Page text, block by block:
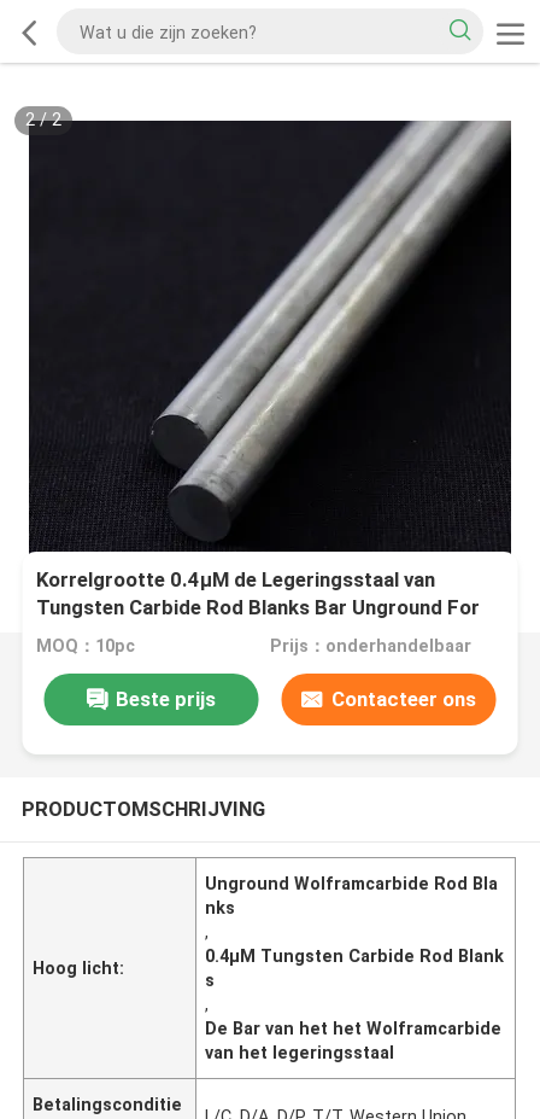
2/2
Korrelgrootte 0.4μM de Legeringsstaal van
Tungsten Carbide Rod Blanks Bar Unground For
MOQ：10pc Prijs：onderhandelbaar
Beste prijs Contacteer ons
PRODUCTOMSCHRIJVING
Hoog licht:
Unground Wolframcarbide Rod Bla
nks
,
0.4μM Tungsten Carbide Rod Blank
s
,
De Bar van het het Wolframcarbide
van het legeringsstaal
Betalingsconditie